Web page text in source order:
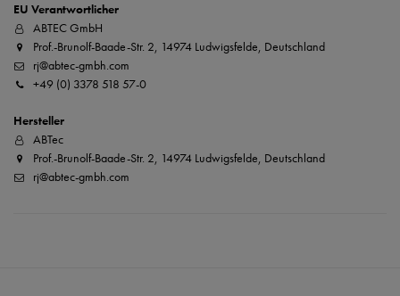
EU Verantwortlicher
ABTEC GmbH
Prof.-Brunolf-Baade-Str. 2, 14974 Ludwigsfelde, Deutschland
rj@abtec-gmbh.com
+49 (0) 3378 518 57-0
Hersteller
ABTec
Prof.-Brunolf-Baade-Str. 2, 14974 Ludwigsfelde, Deutschland
rj@abtec-gmbh.com